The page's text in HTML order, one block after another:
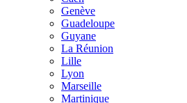
Genève
Guadeloupe
Guyane
La Réunion
Lille
Lyon
Marseille
Martinique